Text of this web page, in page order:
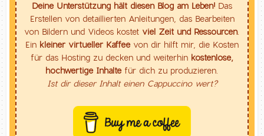
Deine Unterstützung hält diesen Blog am Leben! Das
Erstellen von detaillierten Anleitungen, das Bearbeiten
von Bildern und Videos kostet viel Zeit und Ressourcen.
Ein kleiner virtueller Kaffeevon dir hilft mir, die Kosten
für das Hosting zu decken und weiterhin kostenlose,
hochwertige Inhaltefür dich zu produzieren.
Ist dir dieser Inhalt einen Cappuccino wert?